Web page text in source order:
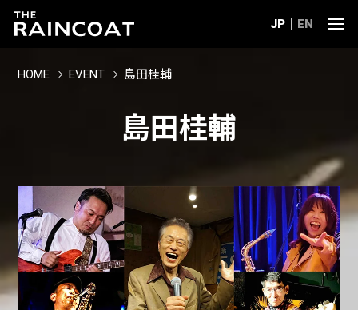
JP EN
HOME EVENT 島田桂輔
島田桂輔